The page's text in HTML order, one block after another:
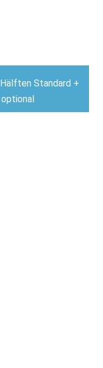
Standard +